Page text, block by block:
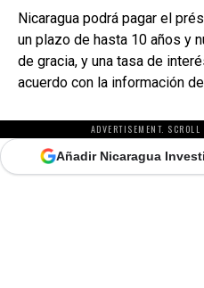
Nicaragua podrá pagar el
un plazo de hasta 10 años y
de gracia, y una tasa de
acuerdo con la información
ADVERTISEMENT.
Añadir Nicaragua